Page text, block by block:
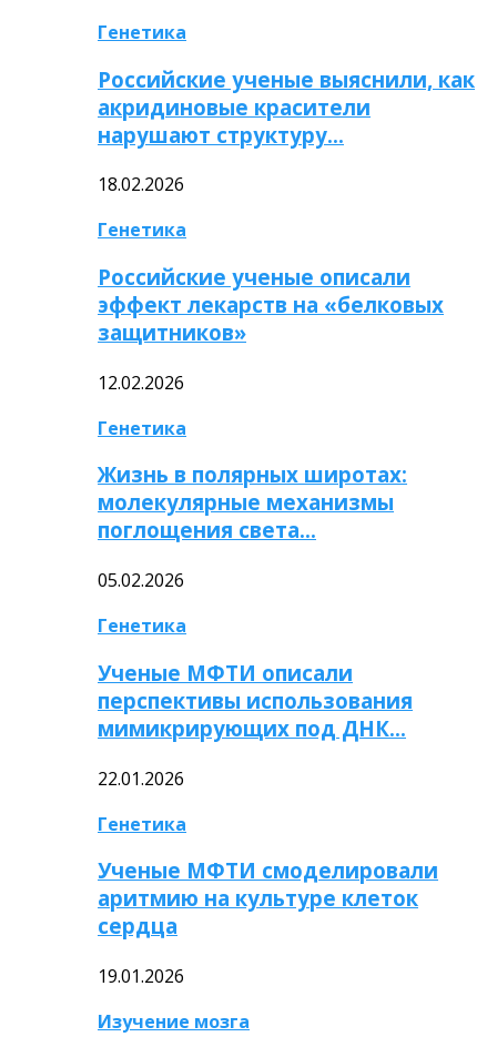
Генетика
Российские ученые выяснили, как
акридиновые красители
нарушают структуру…
18.02.2026
Генетика
Российские ученые описали
эффект лекарств на «белковых
защитников»
12.02.2026
Генетика
Жизнь в полярных широтах:
молекулярные механизмы
поглощения света…
05.02.2026
Генетика
Ученые МФТИ описали
перспективы использования
мимикрирующих под ДНК…
22.01.2026
Генетика
Ученые МФТИ смоделировали
аритмию на культуре клеток
сердца
19.01.2026
Изучение мозга